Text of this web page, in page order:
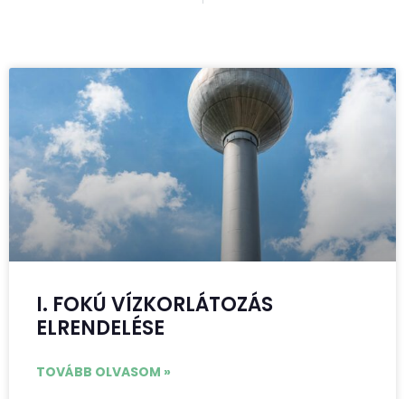
I. FOKÚ VÍZKORLÁTOZÁS
ELRENDELÉSE
TOVÁBB OLVASOM »